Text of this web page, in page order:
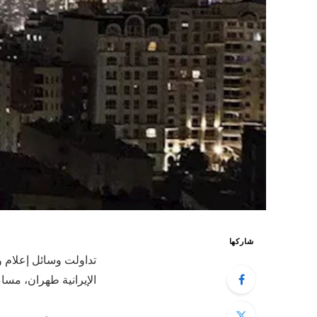
شاركها
تداولت وسائل إعلام
الإيرانية طهران،